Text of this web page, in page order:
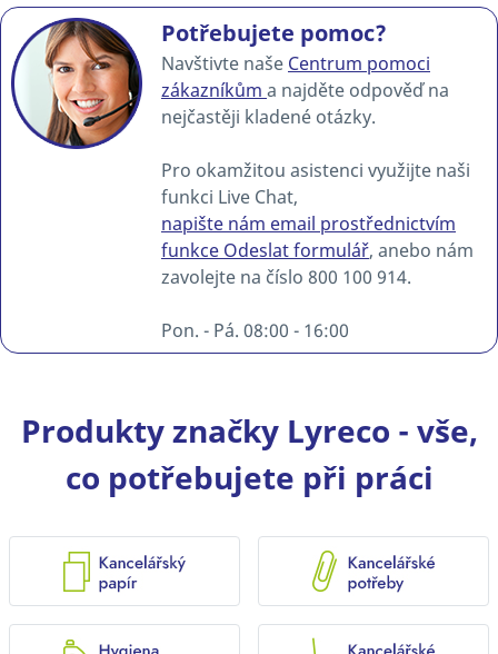
Potřebujete pomoc?
Navštivte naše Centrum pomoci
zákazníkům a najděte odpověď na
nejčastěji kladené otázky.
Pro okamžitou asistenci využijte naši
funkci Live Chat,
napište nám email prostřednictvím
funkce Odeslat formulář, anebo nám
zavolejte na číslo 800 100 914.
Pon. - Pá. 08:00 - 16:00
Produkty značky Lyreco - vše,
co potřebujete při práci